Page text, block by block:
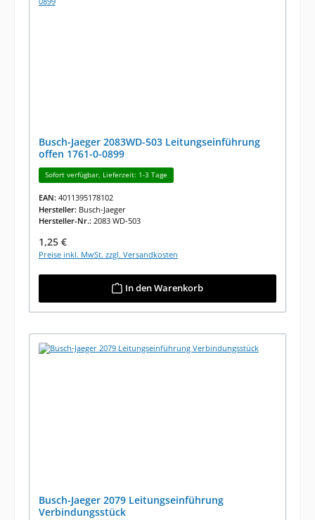
Busch-Jaeger 2083WD-503 Leitungseinführung
offen 1761-0-0899
Sofort verfügbar, Lieferzeit: 1-3 Tage
EAN: 4011395178102
Hersteller: Busch-Jaeger
Hersteller-Nr.: 2083 WD-503
Regulärer Preis:
1,25 €
Preise inkl. MwSt. zzgl. Versandkosten
In den Warenkorb
Busch-Jaeger 2079 Leitungseinführung
Verbindungsstück